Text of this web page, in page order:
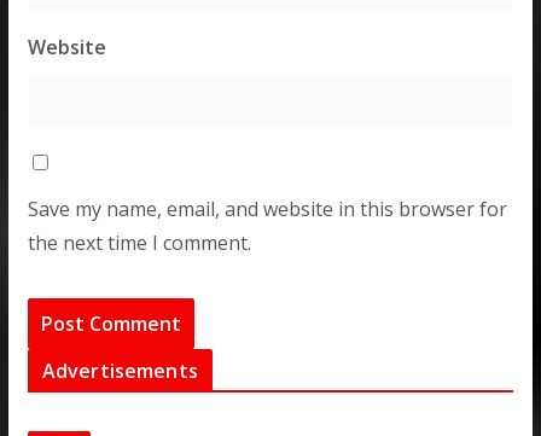
Website
Save my name, email, and website in this browser for
the next time I comment.
Advertisements